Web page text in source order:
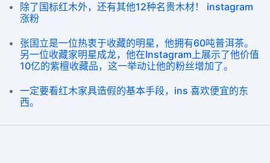
除了国标红木外，还有其他12种名贵木材！ instagram
涨粉
张国立是一位热衷于收藏的明星，他拥有60吨普洱茶。
另一位收藏家明星成龙，他在Instagram上展示了他价值
10亿的紫檀收藏品，这一举动让他的粉丝增加了。
一定要看红木家具造假的基本手段，ins 喜欢便宜的东
西。